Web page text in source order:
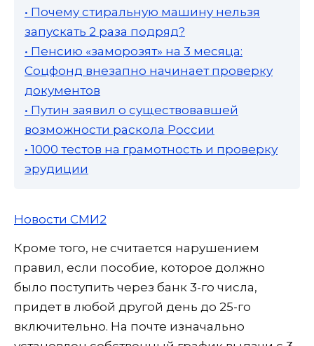
• Почему стиральную машину нельзя
запускать 2 раза подряд?
• Пенсию «заморозят» на 3 месяца:
Соцфонд внезапно начинает проверку
документов
• Путин заявил о существовавшей
возможности раскола России
• 1000 тестов на грамотность и проверку
эрудиции
Новости СМИ2
Кроме того, не считается нарушением
правил, если пособие, которое должно
было поступить через банк 3-го числа,
придет в любой другой день до 25-го
включительно. На почте изначально